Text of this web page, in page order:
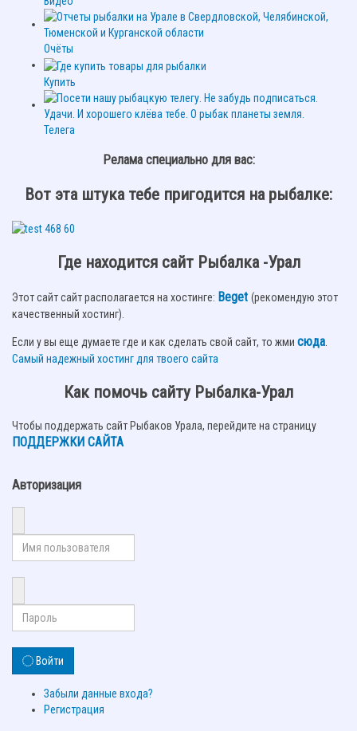
Очёты
Купить
Телега
Релама специально для вас:
Вот эта штука тебе пригодится на рыбалке:
Где находится сайт Рыбалка -Урал
Этот сайт сайт располагается на хостинге: Beget (рекомендую этот
качественный хостинг).
Если у вы еще думаете где и как сделать свой сайт, то жми сюда.
Самый надежный хостинг для твоего сайта
Как помочь сайту Рыбалка-Урал
Чтобы поддержать сайт Рыбаков Урала, перейдите на страницу
ПОДДЕРЖКИ САЙТА
Авторизация
Войти
Забыли данные входа?
Регистрация